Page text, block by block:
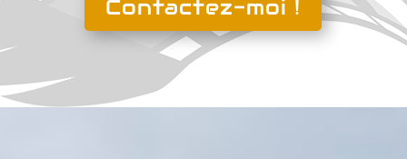
Contactez-moi !